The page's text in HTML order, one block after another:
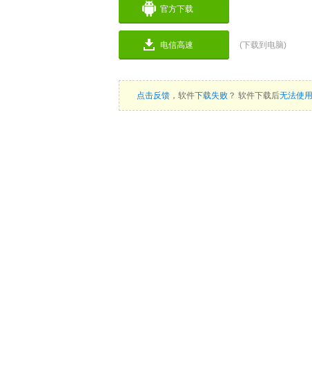
官方下载
电信高速 (下载到电脑)
点击反馈 ，软件下载失败 ？ 软件下载后无法使用